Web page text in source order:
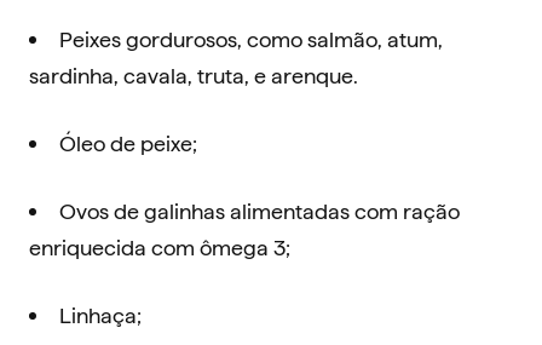
Peixes gordurosos, como salmão, atum,
sardinha, cavala, truta, e arenque.
Óleo de peixe;
Ovos de galinhas alimentadas com ração
enriquecida com ômega 3;
Linhaça;